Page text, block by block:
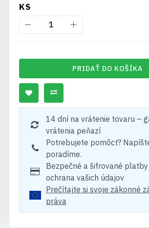
KS
PRIDAŤ DO KOŠÍKA
14 dní na vrátenie tovaru –
vrátenia peňazí
Potrebujete pomôcť?
poradíme.
Bezpečné a šifrované
ochrana vašich údajov
Prečítajte si svoje zákonné
práva